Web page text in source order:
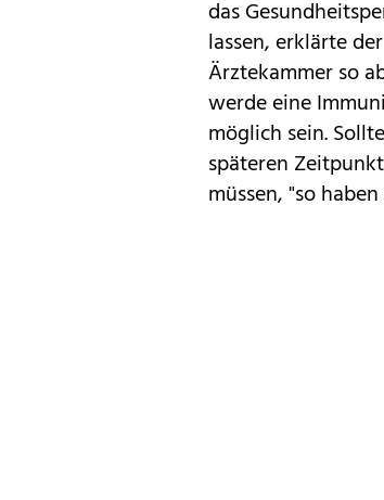
das
lassen, erklärte
Ärztekammer so
werde eine
möglich sein.
späteren
müssen, "so